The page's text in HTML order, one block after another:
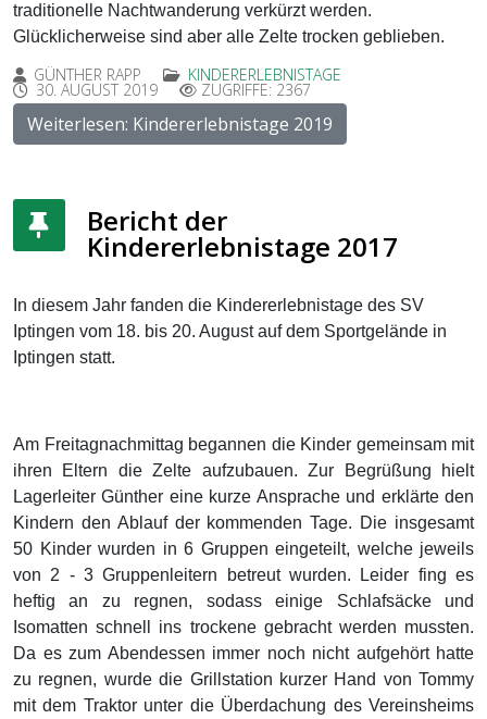
traditionelle Nachtwanderung verkürzt werden.
Glücklicherweise sind aber alle Zelte trocken geblieben.
GÜNTHER RAPP KINDERERLEBNISTAGE
30. AUGUST 2019 ZUGRIFFE: 2367
Weiterlesen: Kindererlebnistage 2019
Bericht der
Kindererlebnistage 2017
In diesem Jahr fanden die Kindererlebnistage des SV
Iptingen vom 18. bis 20. August auf dem Sportgelände in
Iptingen statt.
Am Freitagnachmittag begannen die Kinder gemeinsam mit
ihren Eltern die Zelte aufzubauen. Zur Begrüßung hielt
Lagerleiter Günther eine kurze Ansprache und erklärte den
Kindern den Ablauf der kommenden Tage. Die insgesamt
50 Kinder wurden in 6 Gruppen eingeteilt, welche jeweils
von 2 - 3 Gruppenleitern betreut wurden. Leider fing es
heftig an zu regnen, sodass einige Schlafsäcke und
Isomatten schnell ins trockene gebracht werden mussten.
Da es zum Abendessen immer noch nicht aufgehört hatte
zu regnen, wurde die Grillstation kurzer Hand von Tommy
mit dem Traktor unter die Überdachung des Vereinsheims